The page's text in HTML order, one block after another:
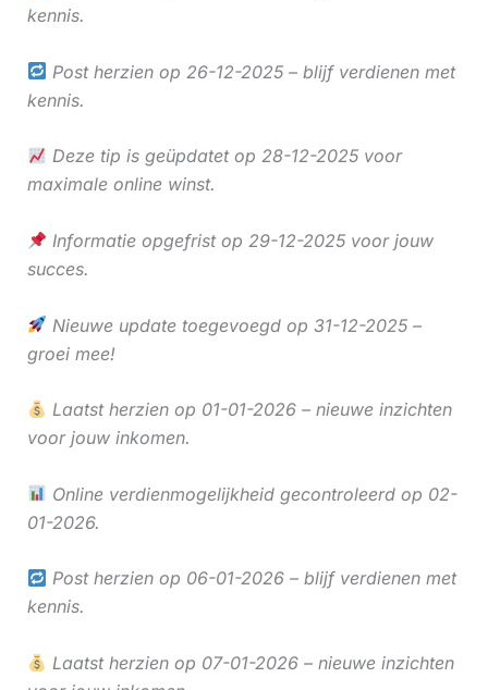
kennis.
Post herzien op 26-12-2025 – blijf verdienen met
kennis.
Deze tip is geüpdatet op 28-12-2025 voor
maximale online winst.
Informatie opgefrist op 29-12-2025 voor jouw
succes.
Nieuwe update toegevoegd op 31-12-2025 –
groei mee!
Laatst herzien op 01-01-2026 – nieuwe inzichten
voor jouw inkomen.
Online verdienmogelijkheid gecontroleerd op 02-
01-2026.
Post herzien op 06-01-2026 – blijf verdienen met
kennis.
Laatst herzien op 07-01-2026 – nieuwe inzichten